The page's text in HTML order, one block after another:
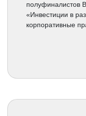
полуфиналистов
«Инвестиции в
корпоративные